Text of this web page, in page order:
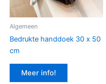
Algemeen
Bedrukte handdoek 30 x 50
cm
Meer info!